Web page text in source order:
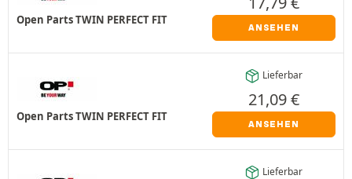
Open Parts TWIN PERFECT FIT
ANSEHEN
Open Parts TWIN PERFECT FIT
Lieferbar
21,09€
ANSEHEN
Lieferbar